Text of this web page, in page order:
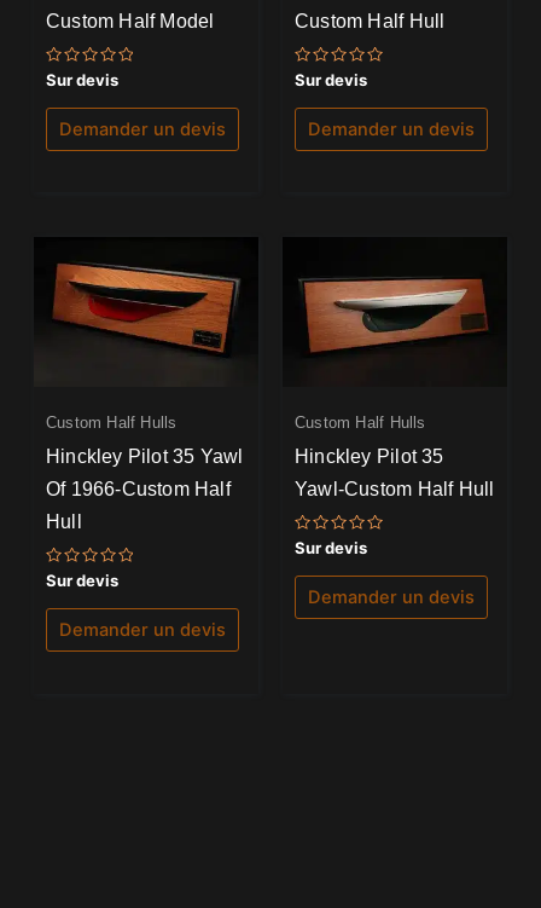
Custom Half Model
Note
0
sur
Sur devis
Demander un devis
Custom Half Hull
Note
0
sur
Sur devis
Demander un devis
Custom Half Hulls
Hinckley Pilot 35 Yawl
Of 1966-Custom Half
Hull
Note
0
sur
Sur devis
Demander un devis
Custom Half Hulls
Hinckley Pilot 35
Yawl-Custom Half Hull
Note
0
sur
Sur devis
Demander un devis